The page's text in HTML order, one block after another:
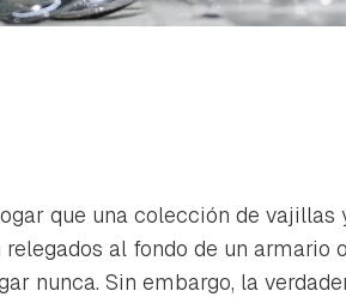
que una colección de vajillas
al fondo de un armario
nunca. Sin embargo, la